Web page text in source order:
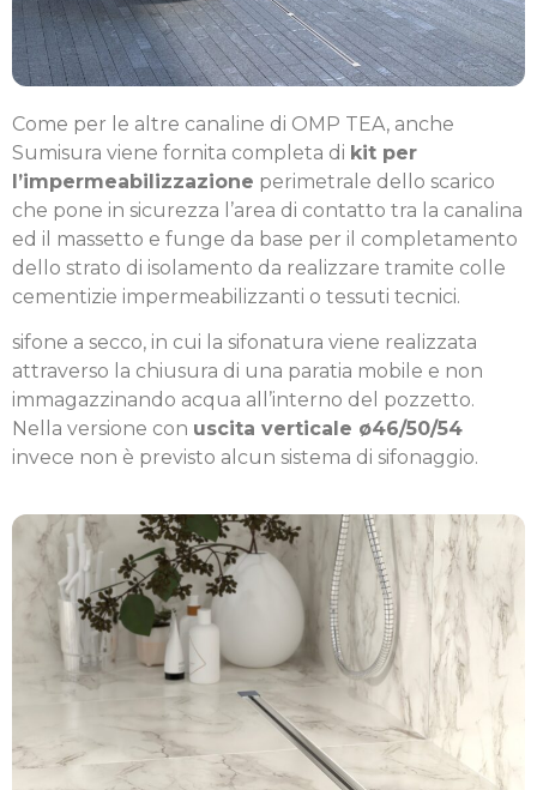
Come per le altre canaline di OMP TEA, anche
Sumisura viene fornita completa di kit per
l’impermeabilizzazione perimetrale dello scarico
che pone in sicurezza l’area di contatto tra la canalina
ed il massetto e funge da base per il completamento
dello strato di isolamento da realizzare tramite colle
cementizie impermeabilizzanti o tessuti tecnici.
sifone a secco, in cui la sifonatura viene realizzata
attraverso la chiusura di una paratia mobile e non
immagazzinando acqua all’interno del pozzetto.
Nella versione con uscita verticale ø46/50/54
invece non è previsto alcun sistema di sifonaggio.